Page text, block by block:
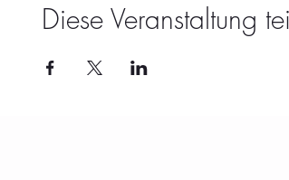
Diese Veranstaltung